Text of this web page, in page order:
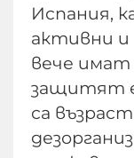
Испания,
активни и
вече имат
защитят
са